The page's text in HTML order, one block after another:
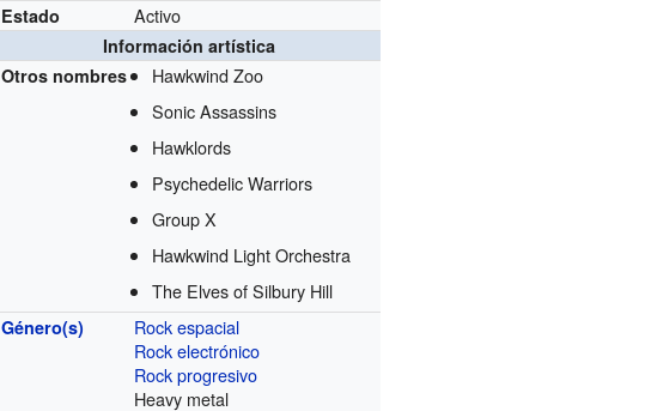
Estado Activo
Información artística
Otros nombres
Hawkwind Zoo
Sonic Assassins
Hawklords
Psychedelic Warriors
Group X
Hawkwind Light Orchestra
The Elves of Silbury Hill
Género(s)
Rock espacial
Rock electrónico
Rock progresivo
Heavy metal